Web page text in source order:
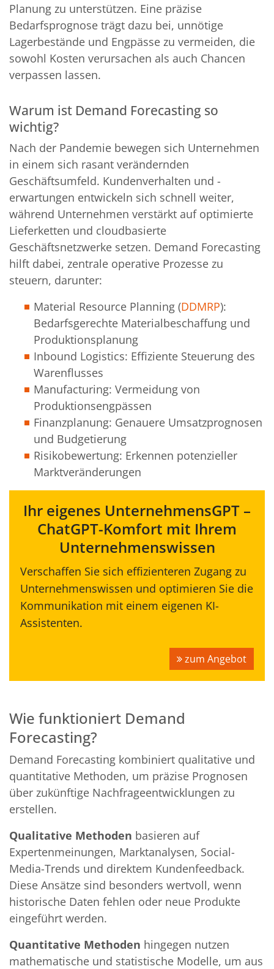
Planung zu unterstützen. Eine präzise
Bedarfsprognose trägt dazu bei, unnötige
Lagerbestände und Engpässe zu vermeiden, die
sowohl Kosten verursachen als auch Chancen
verpassen lassen.
Warum ist Demand Forecasting so
wichtig?
Nach der Pandemie bewegen sich Unternehmen
in einem sich rasant verändernden
Geschäftsumfeld. Kundenverhalten und -
erwartungen entwickeln sich schnell weiter,
während Unternehmen verstärkt auf optimierte
Lieferketten und cloudbasierte
Geschäftsnetzwerke setzen. Demand Forecasting
hilft dabei, zentrale operative Prozesse zu
steuern, darunter:
Material Resource Planning (DDMRP):
Bedarfsgerechte Materialbeschaffung und
Produktionsplanung
Inbound Logistics: Effiziente Steuerung des
Warenflusses
Manufacturing: Vermeidung von
Produktionsengpässen
Finanzplanung: Genauere Umsatzprognosen
und Budgetierung
Risikobewertung: Erkennen potenzieller
Marktveränderungen
Ihr eigenes UnternehmensGPT –
ChatGPT-Komfort mit Ihrem
Unternehmenswissen
Verschaffen Sie sich effizienteren Zugang zu
Unternehmenswissen und optimieren Sie die
Kommunikation mit einem eigenen KI-
Assistenten.
zum Angebot
Wie funktioniert Demand
Forecasting?
Demand Forecasting kombiniert qualitative und
quantitative Methoden, um präzise Prognosen
über zukünftige Nachfrageentwicklungen zu
erstellen.
Qualitative Methoden basieren auf
Expertenmeinungen, Marktanalysen, Social-
Media-Trends und direktem Kundenfeedback.
Diese Ansätze sind besonders wertvoll, wenn
historische Daten fehlen oder neue Produkte
eingeführt werden.
Quantitative Methoden hingegen nutzen
mathematische und statistische Modelle, um aus